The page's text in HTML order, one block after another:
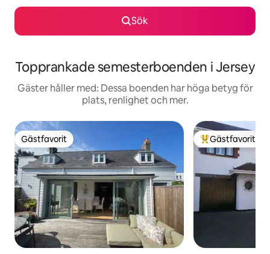
Sök
Topprankade semesterboenden i Jersey
Gäster håller med: Dessa boenden har höga betyg för
plats, renlighet och mer.
Gästfavorit
Gästfavorit Populär
Gästfavorit